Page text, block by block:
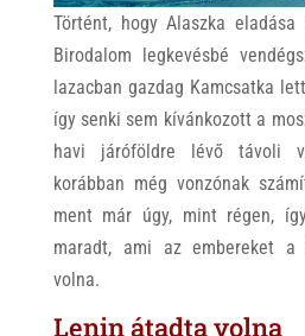
Történt, hogy Alaszka
Birodalom legkevésbé
lazacban gazdag Kamcsatka
így senki sem kívánkozott a
havi járóföldre lévő távoli
korábban még vonzónak
ment már úgy, mint régen,
maradt, ami az embereket a
volna.
Lenin átadta volna